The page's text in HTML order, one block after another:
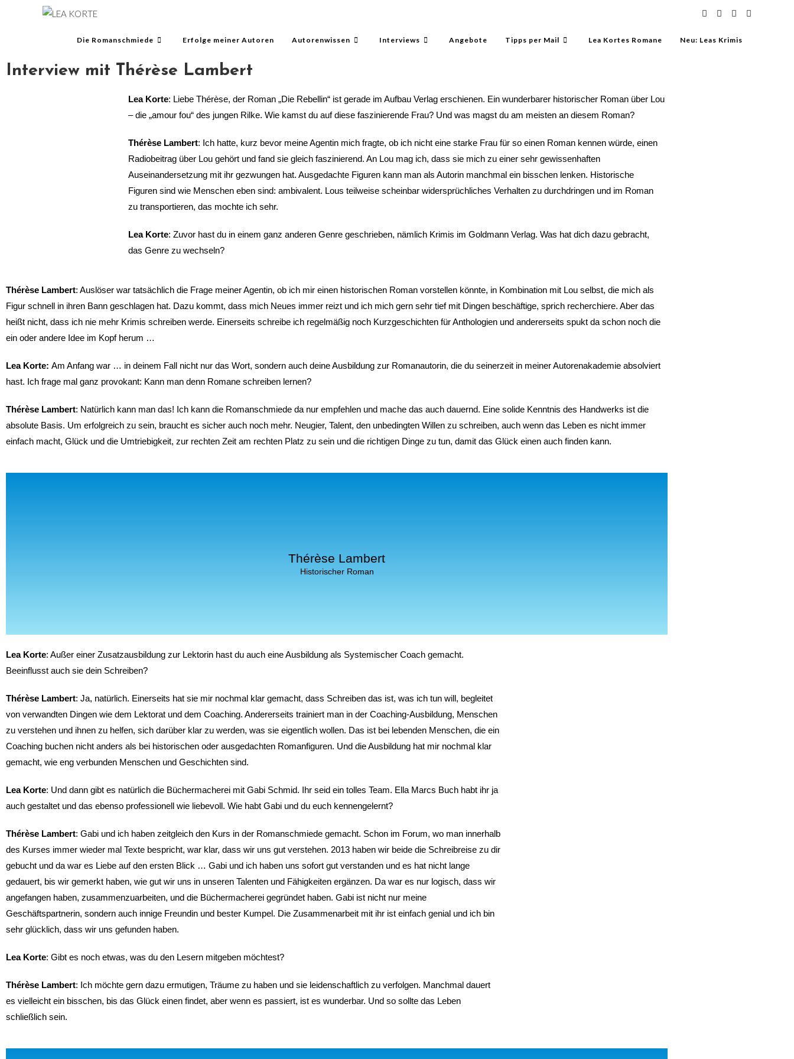
Die Romanschmiede Erfolge meiner Autoren Autorenwissen Interviews Angebote Tipps per Mail Lea Kortes Romane Neu: Leas Krimis
Interview mit Thérèse Lambert
Lea Korte: Liebe Thérèse, der Roman „Die Rebellin“ ist gerade im Aufbau Verlag erschienen. Ein wunderbarer historischer Roman über Lou
– die „amour fou“ des jungen Rilke. Wie kamst du auf diese faszinierende Frau? Und was magst du am meisten an diesem Roman?
Thérèse Lambert: Ich hatte, kurz bevor meine Agentin mich fragte, ob ich nicht eine starke Frau für so einen Roman kennen würde, einen
Radiobeitrag über Lou gehört und fand sie gleich faszinierend. An Lou mag ich, dass sie mich zu einer sehr gewissenhaften
Auseinandersetzung mit ihr gezwungen hat. Ausgedachte Figuren kann man als Autorin manchmal ein bisschen lenken. Historische
Figuren sind wie Menschen eben sind: ambivalent. Lous teilweise scheinbar widersprüchliches Verhalten zu durchdringen und im Roman
zu transportieren, das mochte ich sehr.
Lea Korte: Zuvor hast du in einem ganz anderen Genre geschrieben, nämlich Krimis im Goldmann Verlag. Was hat dich dazu gebracht,
das Genre zu wechseln?
Thérèse Lambert: Auslöser war tatsächlich die Frage meiner Agentin, ob ich mir einen historischen Roman vorstellen könnte, in Kombination mit Lou selbst, die mich als
Figur schnell in ihren Bann geschlagen hat. Dazu kommt, dass mich Neues immer reizt und ich mich gern sehr tief mit Dingen beschäftige, sprich recherchiere. Aber das
heißt nicht, dass ich nie mehr Krimis schreiben werde. Einerseits schreibe ich regelmäßig noch Kurzgeschichten für Anthologien und andererseits spukt da schon noch die
ein oder andere Idee im Kopf herum …
Lea Korte: Am Anfang war … in deinem Fall nicht nur das Wort, sondern auch deine Ausbildung zur Romanautorin, die du seinerzeit in meiner Autorenakademie absolviert
hast. Ich frage mal ganz provokant: Kann man denn Romane schreiben lernen?
Thérèse Lambert: Natürlich kann man das! Ich kann die Romanschmiede da nur empfehlen und mache das auch dauernd. Eine solide Kenntnis des Handwerks ist die
absolute Basis. Um erfolgreich zu sein, braucht es sicher auch noch mehr. Neugier, Talent, den unbedingten Willen zu schreiben, auch wenn das Leben es nicht immer
einfach macht, Glück und die Umtriebigkeit, zur rechten Zeit am rechten Platz zu sein und die richtigen Dinge zu tun, damit das Glück einen auch finden kann.
Thérèse Lambert
Historischer Roman
Die Freiheit bedeutet ihr alles, dann begegnet Lou Andreas-Salomé ihrer ersten großen Liebe - Rilke
Lea Korte: Außer einer Zusatzausbildung zur Lektorin hast du auch eine Ausbildung als Systemischer Coach gemacht.
Beeinflusst auch sie dein Schreiben?
Thérèse Lambert: Ja, natürlich. Einerseits hat sie mir nochmal klar gemacht, dass Schreiben das ist, was ich tun will, begleitet
von verwandten Dingen wie dem Lektorat und dem Coaching. Andererseits trainiert man in der Coaching-Ausbildung, Menschen
zu verstehen und ihnen zu helfen, sich darüber klar zu werden, was sie eigentlich wollen. Das ist bei lebenden Menschen, die ein
Coaching buchen nicht anders als bei historischen oder ausgedachten Romanfiguren. Und die Ausbildung hat mir nochmal klar
gemacht, wie eng verbunden Menschen und Geschichten sind.
Lea Korte: Und dann gibt es natürlich die Büchermacherei mit Gabi Schmid. Ihr seid ein tolles Team. Ella Marcs Buch habt ihr ja
auch gestaltet und das ebenso professionell wie liebevoll. Wie habt Gabi und du euch kennengelernt?
Thérèse Lambert: Gabi und ich haben zeitgleich den Kurs in der Romanschmiede gemacht. Schon im Forum, wo man innerhalb
des Kurses immer wieder mal Texte bespricht, war klar, dass wir uns gut verstehen. 2013 haben wir beide die Schreibreise zu dir
gebucht und da war es Liebe auf den ersten Blick … Gabi und ich haben uns sofort gut verstanden und es hat nicht lange
gedauert, bis wir gemerkt haben, wie gut wir uns in unseren Talenten und Fähigkeiten ergänzen. Da war es nur logisch, dass wir
angefangen haben, zusammenzuarbeiten, und die Büchermacherei gegründet haben. Gabi ist nicht nur meine
Geschäftspartnerin, sondern auch innige Freundin und bester Kumpel. Die Zusammenarbeit mit ihr ist einfach genial und ich bin
sehr glücklich, dass wir uns gefunden haben.
Lea Korte: Gibt es noch etwas, was du den Lesern mitgeben möchtest?
Thérèse Lambert: Ich möchte gern dazu ermutigen, Träume zu haben und sie leidenschaftlich zu verfolgen. Manchmal dauert
es vielleicht ein bisschen, bis das Glück einen findet, aber wenn es passiert, ist es wunderbar. Und so sollte das Leben
schließlich sein.